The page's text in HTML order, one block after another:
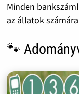
Minden
az állatok
🐾